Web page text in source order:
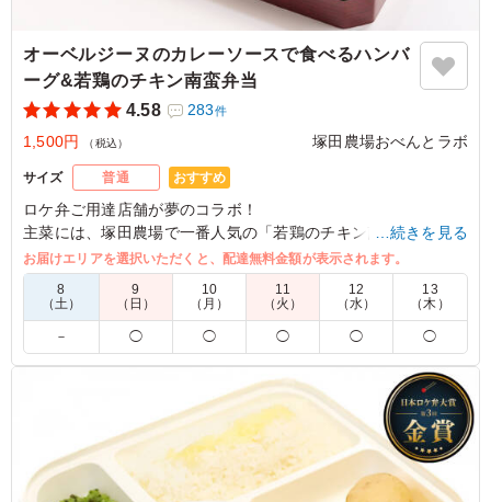
オーベルジーヌのカレーソースで食べるハンバ
ーグ&若鶏のチキン南蛮弁当
4.58
283件
1,500円 （税込） 塚田農場おべんとラボ
サイズ 普通 おすすめ
ロケ弁ご用達店舗が夢のコラボ！
主菜には、塚田農場で一番人気の「若鶏のチキン南蛮」と、九
州産黒毛和牛と宮崎県産のブランド豚「まるみ豚」を使用した
特製ハンバーグを贅沢に盛り合わせました。
オーベルジーヌの特製欧風カレーソースは甘さのあとにくるス
パイスの香りと深いコクが最大の特徴。
ご飯とはもちろん、主菜とも相性抜群！
タルタルソースと絡めて、お好みで味の変化もお楽しみいただ
一つのお弁当で色々楽しめるのはコラボ弁当ならでは。
この機会に是非ご賞味下さい。
5.0 日本羊毛産業協会
…続きを見る
お届けエリアを選択いただくと、配達無料金額が表示されます。
8
（土）
9
（日）
10
（月）
11
（火）
12
（水）
13
（木）
－ ◯ ◯ ◯ ◯ ◯